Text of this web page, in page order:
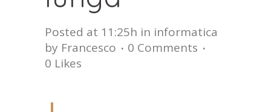
Posted at 11:25h in informatica
by Francesco
0 Comments
0 Likes